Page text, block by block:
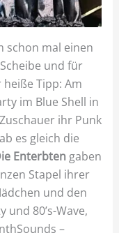
schon mal einen
und für
heiße Tipp: Am
im Blue Shell in
ihr Punk
es gleich die
Enterbten gaben
Stapel ihrer
und den
80’s-Wave,
–